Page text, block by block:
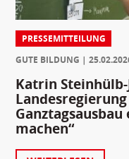
PRESSEMITTEILUNG
GUTE BILDUNG
Katrin Steinhülb-
machen“